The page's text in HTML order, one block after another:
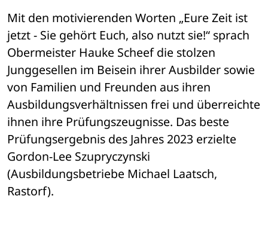
Mit den motivierenden Worten „Eure Zeit ist
jetzt - Sie gehört Euch, also nutzt sie!“ sprach
Obermeister Hauke Scheef die stolzen
Junggesellen im Beisein ihrer Ausbilder sowie
von Familien und Freunden aus ihren
Ausbildungsverhältnissen frei und überreichte
ihnen ihre Prüfungszeugnisse. Das beste
Prüfungsergebnis des Jahres 2023 erzielte
Gordon-Lee Szupryczynski
(Ausbildungsbetriebe Michael Laatsch,
Rastorf).